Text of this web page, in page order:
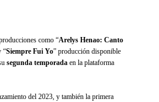
como “Arelys Henao: Canto
“Siempre Fui Yo” producción disponible
segunda temporada en la plataforma
del 2023, y también la primera